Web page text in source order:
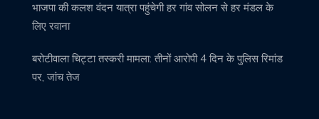
भाजपा की कलश वंदन यात्रा पहुंचेगी हर गांव सोलन से हर मंडल के
लिए रवाना
बरोटीवाला चिट्टा तस्करी मामला: तीनों आरोपी 4 दिन के पुलिस रिमांड
पर, जांच तेज